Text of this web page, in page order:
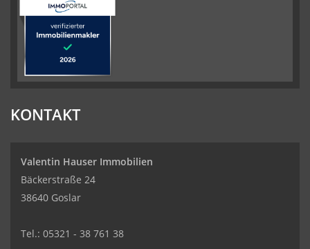
KONTAKT
Valentin Hauser Immobilien
Bäckerstraße 24
38640 Goslar
Tel.: 05321 - 38 761 38